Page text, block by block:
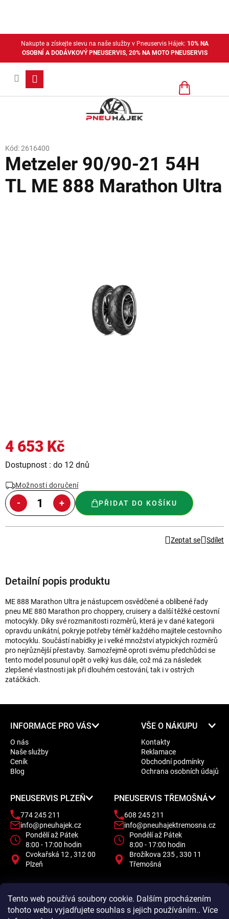
Tento web používá soubory cookie. Dalším procházením
tohoto webu vyjadřujete souhlas s jejich používáním.. Více
Nakupte a získejte slevu na naše služby v Pneuservis Hájek: 10% NA
OSOBNÍ A DODÁVKOVÝ PNEUSERVIS, 20% NA MOTO PNEUSERVIS
Nákupní
Metzeler 90/90-21 54H
TL ME 888 Marathon Ultra
Kód:2616400
4 653 Kč
Měrná
Dostupnost : do 12 dnů
Možnosti doručení
PŘIDAT DO KOŠÍKU
Zeptat se Sdílet
Detailní popis produktu
ME 888 Marathon Ultra je nástupcem osvědčené a oblíbené řady
pneu ME 880 Marathon pro choppery, cruisery a další těžké cestovní
motocykly. Díky své rozmanitosti rozměrů, která je v dané kategorii
opravdu unikátní, pokryje potřeby téměř každého majitele cestovního
motocyklu. Součástí nabídky je i velké množství atypických rozměrů
pro nejrůznější přestavby. Samozřejmě oproti svému předchůdci se
tento model posunul opět o velký kus dále, což má za následek
zlepšené vlastnosti jak při dlouhém cestování, tak i v ostrých
zatáčkách.
INFORMACE PRO VÁS
O nás
Naše služby
Ceník
Blog
VŠE O NÁKUPU
Kontakty
Reklamace
Obchodní podmínky
Ochrana osobních údajů
PNEUSERVIS PLZEŇ
774 245 211
info@pneuhajek.cz
Pondělí až Pátek
8:00 - 17:00 hodin
Cvokařská 12 , 312 00
Plzeň
PNEUSERVIS TŘEMOŠNÁ
608 245 211
info@pneuhajektremosna.cz
Pondělí až Pátek
8:00 - 17:00 hodin
Brožíkova 235 , 330 11
Třemošná